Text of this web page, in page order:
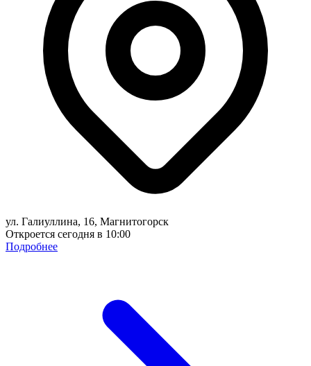
ул. Галиуллина, 16, Магнитогорск
Откроется сегодня в 10:00
Подробнее